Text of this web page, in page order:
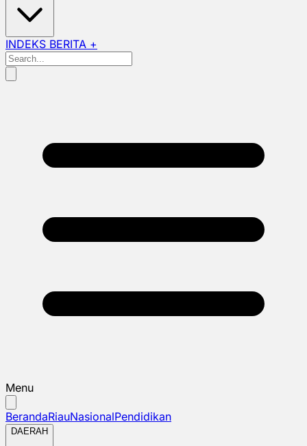
INDEKS BERITA +
Menu
BerandaRiauNasionalPendidikan
DAERAH